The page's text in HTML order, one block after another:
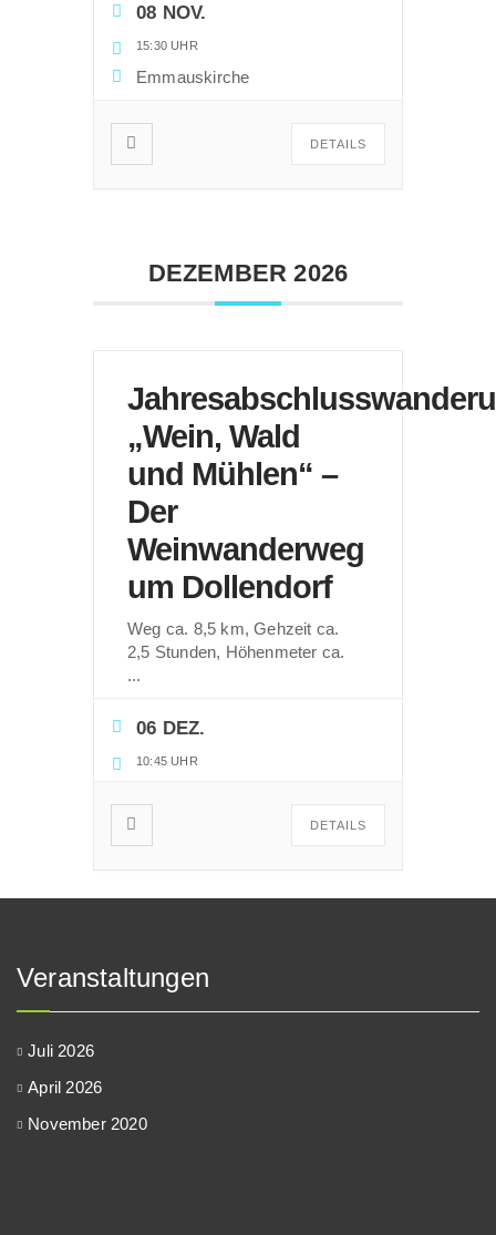
08 NOV.
15:30 UHR
Emmauskirche
DETAILS
DEZEMBER 2026
„Wein, Wald
und Mühlen“ –
Der
Weinwanderweg
um Dollendorf
Weg ca. 8,5 km, Gehzeit ca.
2,5 Stunden, Höhenmeter ca.
...
06 DEZ.
10:45 UHR
DETAILS
Veranstaltungen
Juli 2026
April 2026
November 2020